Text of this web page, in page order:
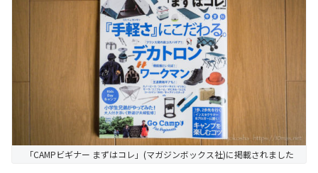
「CAMPビギナー まずはコレ」(マガジンボックス社)に掲載されました